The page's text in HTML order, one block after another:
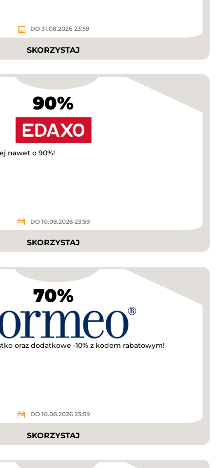
DO 31.08.2026 23:59
SKORZYSTAJ
90%
nawet o 90%!
DO 10.08.2026 23:59
SKORZYSTAJ
70%
oraz dodatkowe -10% z kodem rabatowym!
DO 10.08.2026 23:59
SKORZYSTAJ